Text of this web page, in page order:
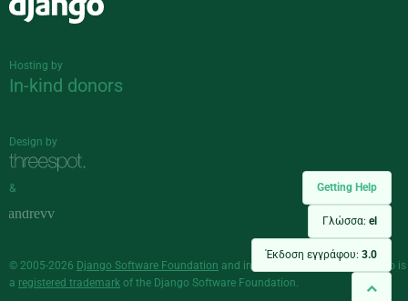
Getting Help
Γλώσσα: el
Έκδοση εγγράφου: 3.0
Hosting by
In-kind donors
Design by
&
© 2005-2026 Django Software Foundation and individual contributors. Django is
a registered trademark of the Django Software Foundation.